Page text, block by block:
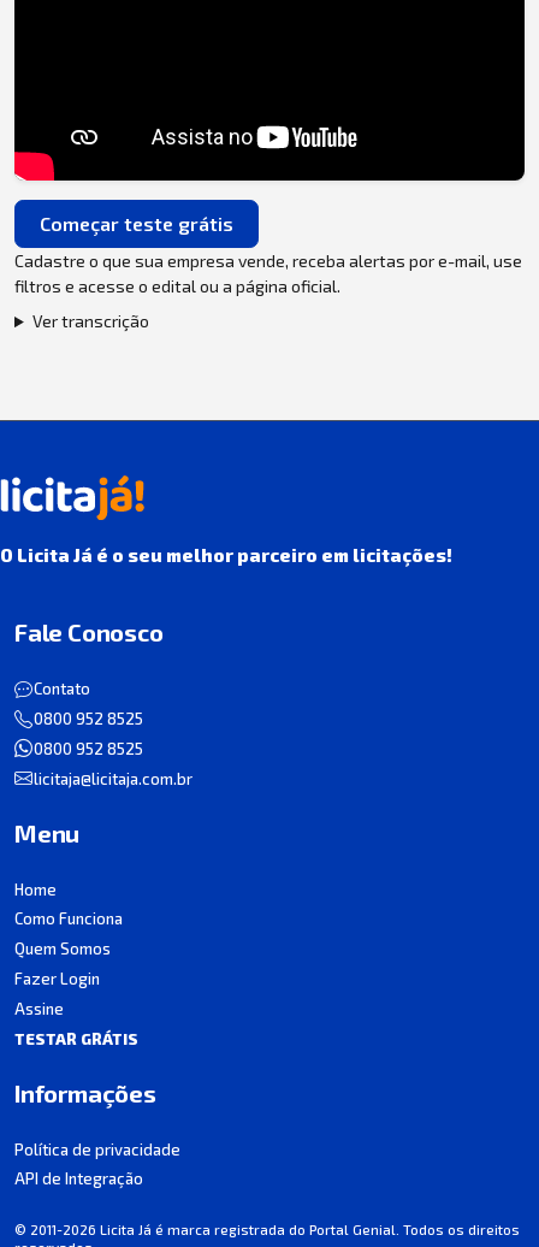
Começar teste grátis
Cadastre o que sua empresa vende, receba alertas por e-mail, use
filtros e acesse o edital ou a página oficial.
Ver transcrição
O Licita Já é o seu melhor parceiro em licitações!
Fale Conosco
Contato
0800 952 8525
0800 952 8525
licitaja@licitaja.com.br
Menu
Home
Como Funciona
Quem Somos
Fazer Login
Assine
TESTAR GRÁTIS
Informações
Política de privacidade
API de Integração
© 2011-2026 Licita Já é marca registrada do Portal Genial. Todos os direitos